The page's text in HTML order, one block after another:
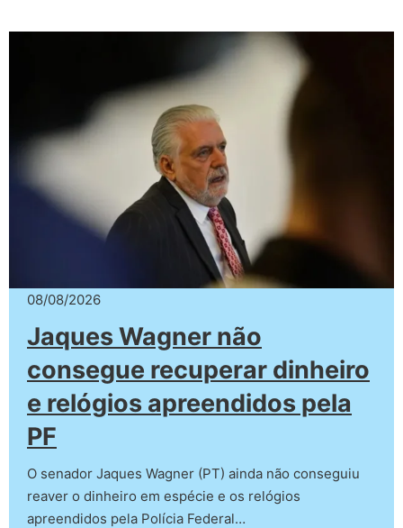
08/08/2026
Jaques Wagner não
consegue recuperar dinheiro
e relógios apreendidos pela
PF
O senador Jaques Wagner (PT) ainda não conseguiu
reaver o dinheiro em espécie e os relógios
apreendidos pela Polícia Federal…